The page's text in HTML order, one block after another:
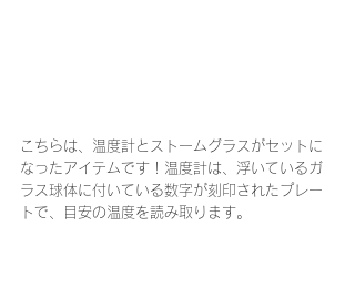
こちらは、温度計とストームグラスがセットに
なったアイテムです！温度計は、浮いているガ
ラス球体に付いている数字が刻印されたプレー
トで、目安の温度を読み取ります。